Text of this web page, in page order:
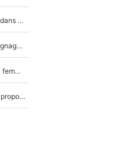
F1 - Alpine signe un accord «impensable» et va entrer dans une nouvelle dimension : Grande nouvelle pour Pierre Gasly !
F1 : « Je lui ai fait un câlin, puis j’ai dû partir...», le témoignage émouvant de Max Verstappen sur sa fille
F1 : Charles Leclerc surpris par les paparazzis avec sa femme, les rumeurs étaient vraies !
Comme pour le final du Tour de France, Esteban Ocon propose un Grand Prix de Formule 1 à Paris : «Autour de l’Arc de Triomphe, ce serait génial» !